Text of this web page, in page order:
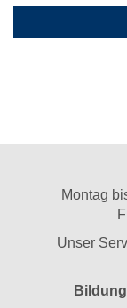
Montag
Unser